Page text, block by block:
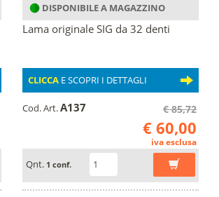
DISPONIBILE A MAGAZZINO
Lama originale SIG da 32 denti
CLICCAE SCOPRI I DETTAGLI
Cod. Art.A137 € 85,72
€ 60,00
iva esclusa
Qnt. 1 conf.